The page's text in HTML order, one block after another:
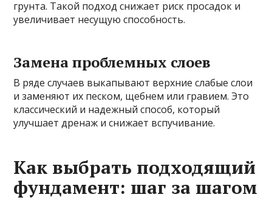
грунта. Такой подход снижает риск просадок и
увеличивает несущую способность.
Замена проблемных слоев
В ряде случаев выкапывают верхние слабые слои
и заменяют их песком, щебнем или гравием. Это
классический и надежный способ, который
улучшает дренаж и снижает вспучивание.
Как выбрать подходящий
фундамент: шаг за шагом